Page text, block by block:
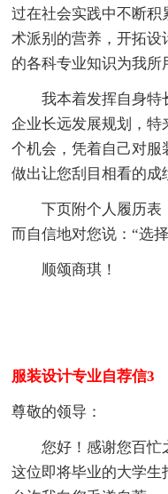
过在社会实践中不断
术派别的营养，开拓设
的各科专业知识为我所
我本着发挥自身特
企业长远发展规划，特
个机会，凭着自己对
做出让您刮目相看的成
下页附个人履历表
而自信地对您说：“选
顺颂商琪！
服装设计专业自荐信3
尊敬的领导：
您好！感谢您百忙
这位即将毕业的大学